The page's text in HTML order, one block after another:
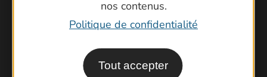
nos contenus.
Politique de confidentialité
Tout accepter